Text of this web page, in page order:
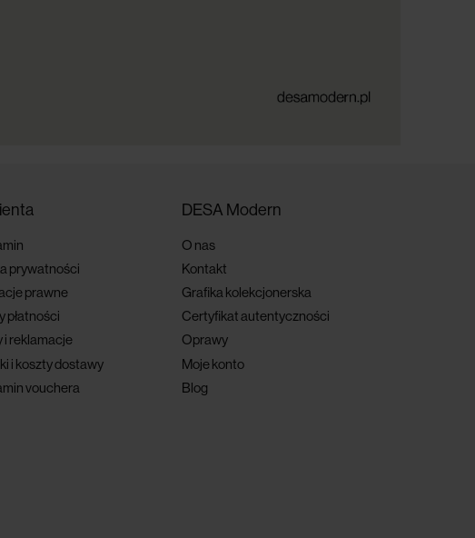
prywatności
prawne
płatności
i reklamacje
i koszty dostawy
vouchera
DESA Modern
O nas
Kontakt
Grafika kolekcjonerska
Certyfikat autentyczności
Oprawy
Moje konto
Blog